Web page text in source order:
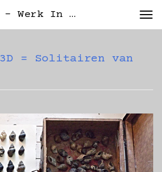
Mat Jongenelen - Werk In 2D + 3D = Solitairen Van Overzee
= Solitairen van